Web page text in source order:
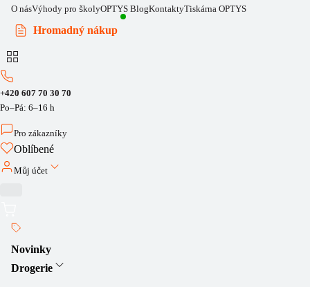
O násVýhody pro školyOPTYS BlogKontaktyTiskárna OPTYS
Hromadný nákup
+420 607 70 30 70
Po–Pá: 6–16 h
Pro zákazníky
Oblíbené
Můj účet
Novinky
Drogerie